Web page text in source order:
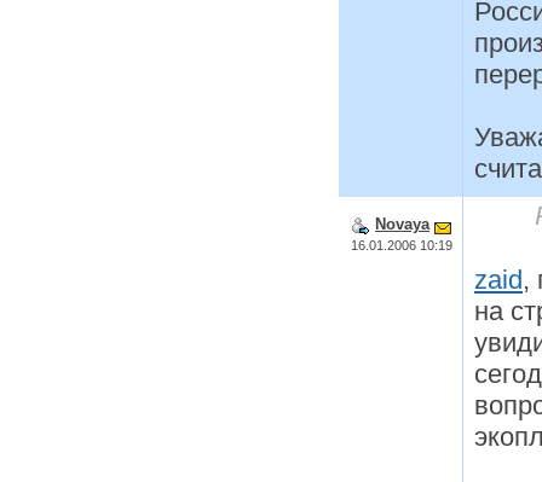
Novaya
16.01.2006 10:19
zaid,
на